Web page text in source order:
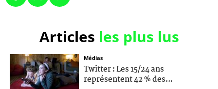
Articles les plus lus
Médias
Twitter : Les 15/24 ans
représentent 42 % des...